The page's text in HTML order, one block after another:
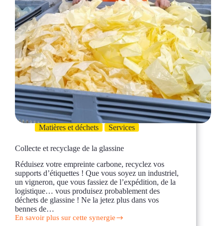
Matières et déchets Services
Collecte et recyclage de la glassine
Réduisez votre empreinte carbone, recyclez vos
supports d’étiquettes ! Que vous soyez un industriel,
un vigneron, que vous fassiez de l’expédition, de la
logistique… vous produisez probablement des
déchets de glassine ! Ne la jetez plus dans vos
bennes de…
En savoir plus sur cette synergie
Collecte